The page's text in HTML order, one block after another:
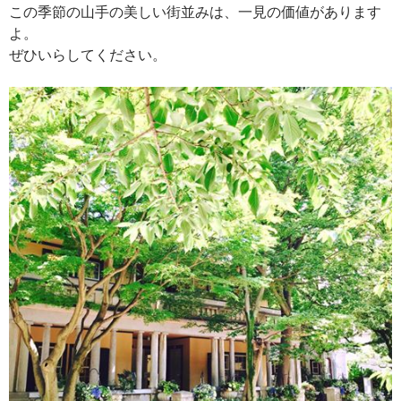
この季節の山手の美しい街並みは、一見の価値があります
よ。
ぜひいらしてください。